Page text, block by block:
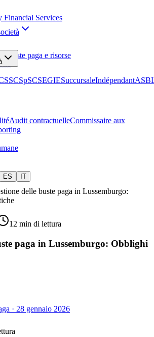
Financial Services
Buste paga e risorse
SCSpSCSEGIESuccursaleIndépendant
Audit contractuelleCommissaire aux
ES IT
delle buste paga in Lussemburgo:
12 min di lettura
paga in Lussemburgo: Obblighi
· 28 gennaio 2026